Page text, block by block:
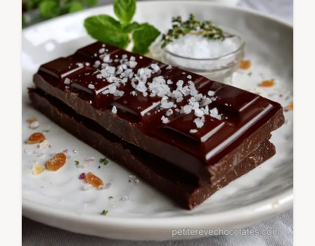
Gâteau mousse chocolat végane. Cette
mousse ultra-légère utilise laquafaba pour
une texture parfaite.